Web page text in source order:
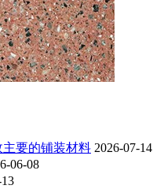
要的铺装材料 2026-07-14
06-08